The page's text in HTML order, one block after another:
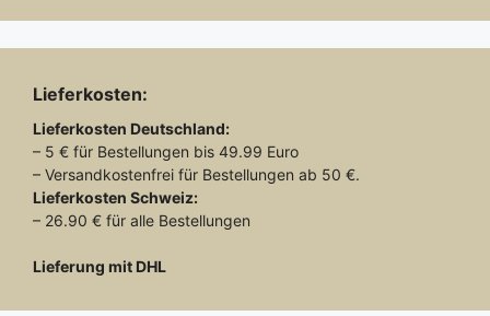
Lieferkosten:
Lieferkosten Deutschland:
– 5 € für Bestellungen bis 49.99 Euro
– Versandkostenfrei für Bestellungen ab 50 €.
Lieferkosten Schweiz:
– 26.90 € für alle Bestellungen
Lieferung mit DHL